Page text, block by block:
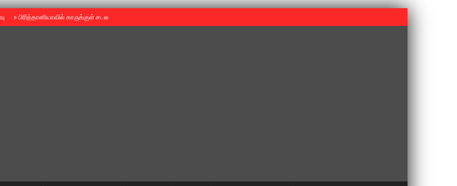
»பிரித்தானியாவில் காருக்குள் சடலம் -தமிழருடையதா ?